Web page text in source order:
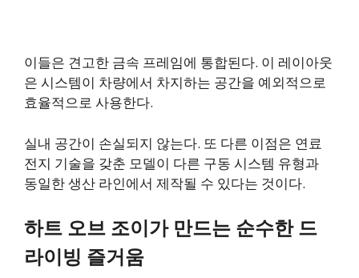
이들은 견고한 금속 프레임에 통합된다. 이 레이아웃
은 시스템이 차량에서 차지하는 공간을 예외적으로
효율적으로 사용한다.
실내 공간이 손실되지 않는다. 또 다른 이점은 연료
전지 기술을 갖춘 모델이 다른 구동 시스템 유형과
동일한 생산 라인에서 제작될 수 있다는 것이다.
하트 오브 조이가 만드는 순수한 드
라이빙 즐거움